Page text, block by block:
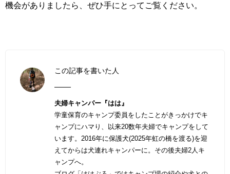
機会がありましたら、ぜひ手にとってご覧ください。
この記事を書いた人
夫婦キャンパー『はは』
学童保育のキャンプ委員をしたことがきっかけでキ
ャンプにハマり、以来20数年夫婦でキャンプをして
います。2016年に保護犬(2025年虹の橋を渡る)を迎
えてからは犬連れキャンパーに。その後夫婦2人キ
ャンプへ。